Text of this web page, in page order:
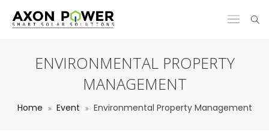
ENVIRONMENTAL PROPERTY
MANAGEMENT
Home Event Environmental Property Management